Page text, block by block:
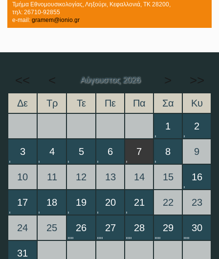
Τμήμα Εθνομουσικολογίας, Ληξούρι, Κεφαλλονιά, ΤΚ 28200,
τηλ: 26710-92855
e-mail: gramem@ionio.gr
<< < Αύγουστος 2026 > >>
Δε Τρ Τε Πε Πα Σα Κυ
1 2
3 4 5 6 7 8 9
10 11 12 13 14 15 16
17 18 19 20 21 22 23
24 25 26 27 28 29 30
31